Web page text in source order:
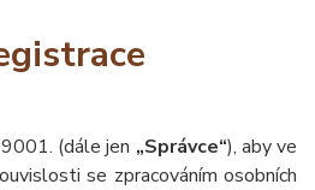
(dále jen „Správce“), aby ve
se zpracováním osobních